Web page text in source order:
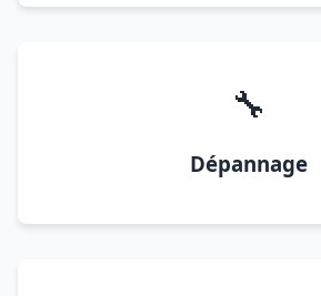
🔧
Dépannage